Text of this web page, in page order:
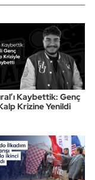
Kaybettik: Genç
Krizine Yenildi